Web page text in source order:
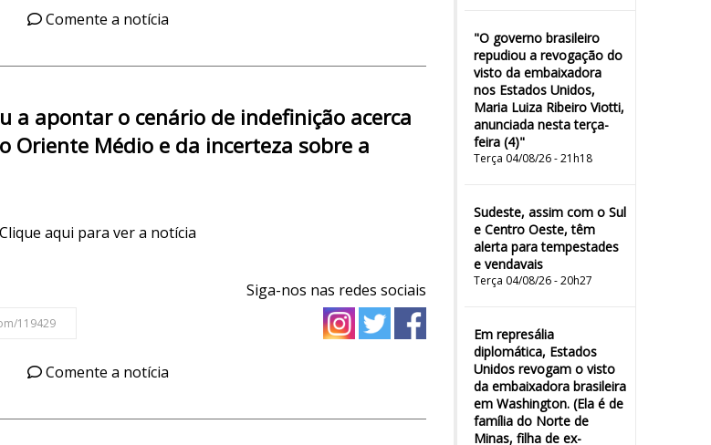
"O governo brasileiro
repudiou a revogação do
visto da embaixadora
nos Estados Unidos,
Maria Luiza Ribeiro Viotti,
anunciada nesta terça-
feira (4)"
Terça 04/08/26 - 21h18
Sudeste, assim com o Sul
e Centro Oeste, têm
alerta para tempestades
e vendavais
Terça 04/08/26 - 20h27
Em represália
diplomática, Estados
Unidos revogam o visto
da embaixadora brasileira
em Washington. (Ela é de
família do Norte de
Minas, filha de ex-
Comente a notícia
a apontar o cenário de indefinição acerca
Oriente Médio e da incerteza sobre a
Clique aqui para ver a notícia
Siga-nos nas redes sociais
Comente a notícia